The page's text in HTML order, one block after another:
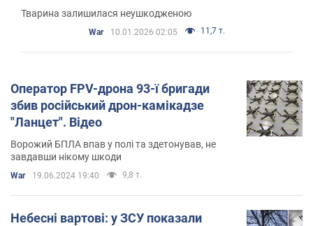
зіткнення з козулею, яка
несподівано підстрибнула.
Тварина залишилася неушкодженою
War 10.01.2026 02:05 11,7 т.
Оператор FPV-дрона 93-ї бригади
збив російський дрон-камікадзе
"Ланцет". Відео
Ворожий БПЛА впав у полі та здетонував, не
завдавши нікому шкоди
War 19.06.2024 19:40 9,8 т.
Небесні вартові: у ЗСУ показали